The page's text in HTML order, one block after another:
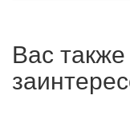
Вас